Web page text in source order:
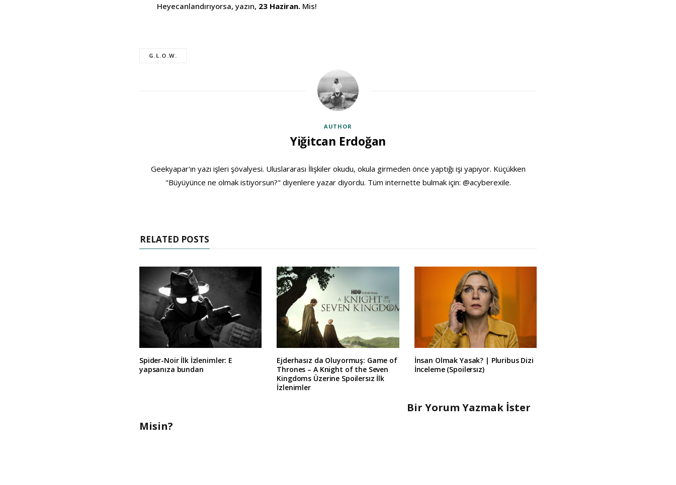
Heyecanlandırıyorsa, yazın, 23 Haziran. Mis!
G.L.O.W.
AUTHOR
Yiğitcan Erdoğan
Geekyapar'ın yazı işleri şövalyesi. Uluslararası İlişkiler okudu, okula girmeden önce yaptığı işi yapıyor. Küçükken
"Büyüyünce ne olmak istiyorsun?" diyenlere yazar diyordu. Tüm internette bulmak için: @acyberexile.
RELATED POSTS
Spider-Noir İlk İzlenimler: E
yapsanıza bundan
Ejderhasız da Oluyormuş: Game of
Thrones – A Knight of the Seven
Kingdoms Üzerine Spoilersız İlk
İzlenimler
İnsan Olmak Yasak? | Pluribus Dizi
İnceleme (Spoilersız)
Bir Yorum Yazmak İster
Misin?